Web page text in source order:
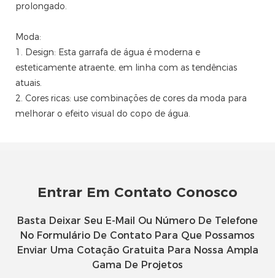
prolongado.
Moda:
1. Design: Esta garrafa de água é moderna e
esteticamente atraente, em linha com as tendências
atuais.
2. Cores ricas: use combinações de cores da moda para
melhorar o efeito visual do copo de água.
Entrar Em Contato Conosco
Basta Deixar Seu E-Mail Ou Número De Telefone
No Formulário De Contato Para Que Possamos
Enviar Uma Cotação Gratuita Para Nossa Ampla
Gama De Projetos